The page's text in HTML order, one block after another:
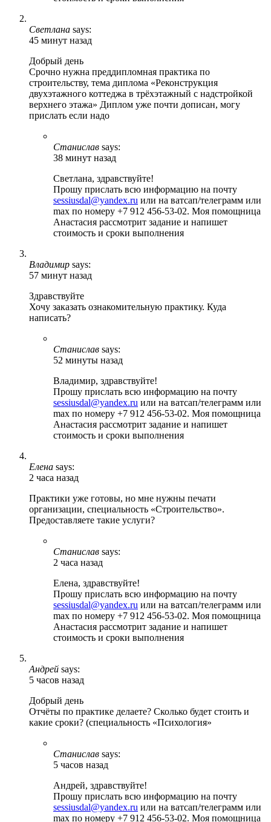
Светлана says:
45 минут назад
Добрый день
Срочно нужна преддипломная практика по
строительству, тема диплома «Реконструкция
двухэтажного коттеджа в трёхэтажный с надстройкой
верхнего этажа» Диплом уже почти дописан, могу
прислать если надо
Станислав says:
38 минут назад
Светлана, здравствуйте!
Прошу прислать всю информацию на почту
sessiusdal@yandex.ru или на ватсап/телеграмм или
max по номеру +7 912 456-53-02. Моя помощница
Анастасия рассмотрит задание и напишет
стоимость и сроки выполнения
Владимир says:
57 минут назад
Здравствуйте
Хочу заказать ознакомительную практику. Куда
написать?
Станислав says:
52 минуты назад
Владимир, здравствуйте!
Прошу прислать всю информацию на почту
sessiusdal@yandex.ru или на ватсап/телеграмм или
max по номеру +7 912 456-53-02. Моя помощница
Анастасия рассмотрит задание и напишет
стоимость и сроки выполнения
Елена says:
2 часа назад
Практики уже готовы, но мне нужны печати
организации, специальность «Строительство».
Предоставляете такие услуги?
Станислав says:
2 часа назад
Елена, здравствуйте!
Прошу прислать всю информацию на почту
sessiusdal@yandex.ru или на ватсап/телеграмм или
max по номеру +7 912 456-53-02. Моя помощница
Анастасия рассмотрит задание и напишет
стоимость и сроки выполнения
Андрей says:
5 часов назад
Добрый день
Отчёты по практике делаете? Сколько будет стоить и
какие сроки? (специальность «Психология»
Станислав says:
5 часов назад
Андрей, здравствуйте!
Прошу прислать всю информацию на почту
sessiusdal@yandex.ru или на ватсап/телеграмм или
max по номеру +7 912 456-53-02. Моя помощница